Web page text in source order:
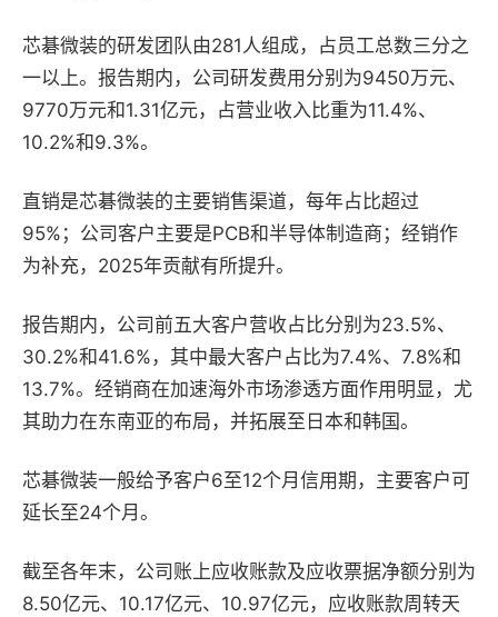
芯碁微装的研发团队由281人组成，占员工总数三分之
一以上。报告期内，公司研发费用分别为9450万元、
9770万元和1.31亿元，占营业收入比重为11.4%、
10.2%和9.3%。
直销是芯碁微装的主要销售渠道，每年占比超过
95%；公司客户主要是PCB和半导体制造商；经销作
为补充，2025年贡献有所提升。
报告期内，公司前五大客户营收占比分别为23.5%、
30.2%和41.6%，其中最大客户占比为7.4%、7.8%和
13.7%。经销商在加速海外市场渗透方面作用明显，尤
其助力在东南亚的布局，并拓展至日本和韩国。
芯碁微装一般给予客户6至12个月信用期，主要客户可
延长至24个月。
截至各年末，公司账上应收账款及应收票据净额分别为
8.50亿元、10.17亿元、10.97亿元，应收账款周转天